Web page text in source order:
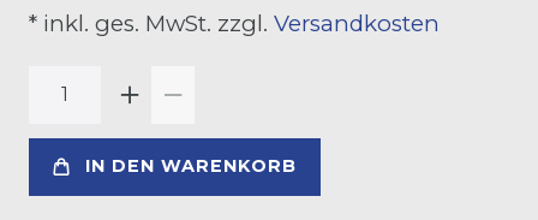
* inkl. ges. MwSt. zzgl. Versandkosten
IN DEN WARENKORB